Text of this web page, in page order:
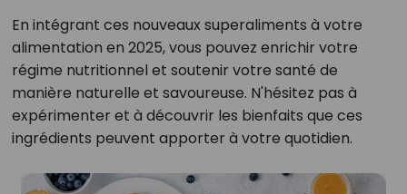
En intégrant ces nouveaux superaliments à votre
alimentation en 2025, vous pouvez enrichir votre
régime nutritionnel et soutenir votre santé de
manière naturelle et savoureuse. N'hésitez pas à
expérimenter et à découvrir les bienfaits que ces
ingrédients peuvent apporter à votre quotidien.